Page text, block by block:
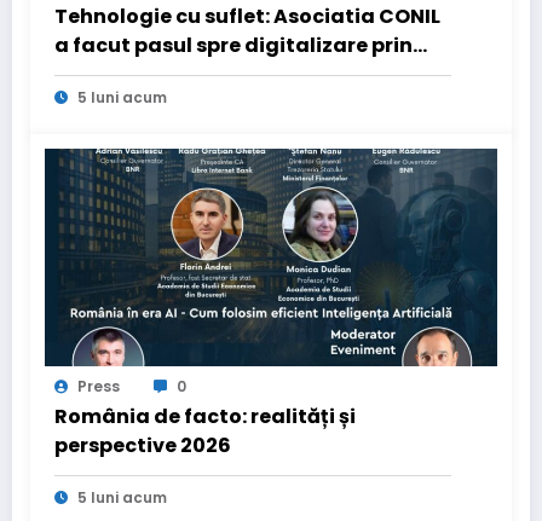
Tehnologie cu suflet: Asociatia CONIL
a facut pasul spre digitalizare prin
PNRR pentru a fi mai aproape de copiii
cu nevoi speciale
5 luni acum
Press 0
România de facto: realități și
perspective 2026
5 luni acum